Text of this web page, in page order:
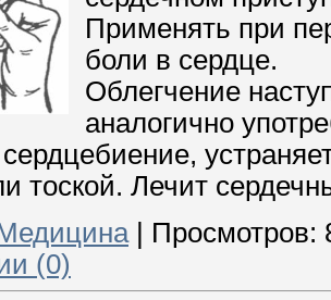
Применять при
боли в сердце.
Облегчение
аналогично
сердцебиение,
тоской. Лечит
| Просмотров:
(0)